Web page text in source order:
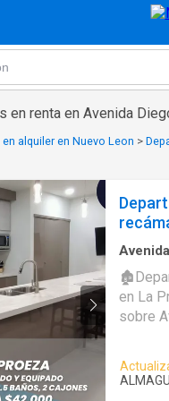
en renta en Avenida
alquiler en Nuevo Leon >
Baños
Zona
·
integral
en La Proeza. 👉Edificio mixto
sobre
baño
para